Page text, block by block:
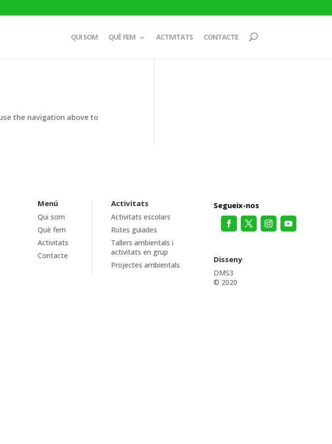
QUI SOM QUÈ FEM ACTIVITATS CONTACTE
the navigation above to
Menú
Qui som
Què fem
Activitats
Contacte
Activitats
Activitats escolars
Rutes guiades
Tallers ambientals i
activitats en grup
Projectes ambientals
Segueix-nos
Disseny
DMS3
© 2020